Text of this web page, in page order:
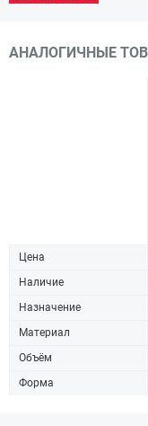
АНАЛОГИЧНЫЕ
Цена
Наличие
Назначение
Материал
Объём
Форма